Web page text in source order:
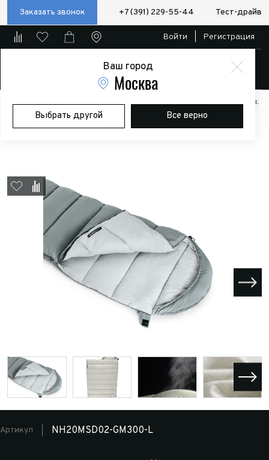
Заказать звонок +7 (391) 229-55-44 Тест-драйв
Ваш город
Москва
Выбрать другой Все верно
Войти Регистрация
Главная Магазин Дополнительное оборудование
Аксессуары:
Полезные мелочи
Мешок спальный Naturehike Envelope M300,
(190+30)х80 см, (левый) (ТК: +6C), серый
Артикул NH20MSD02-GM300-L